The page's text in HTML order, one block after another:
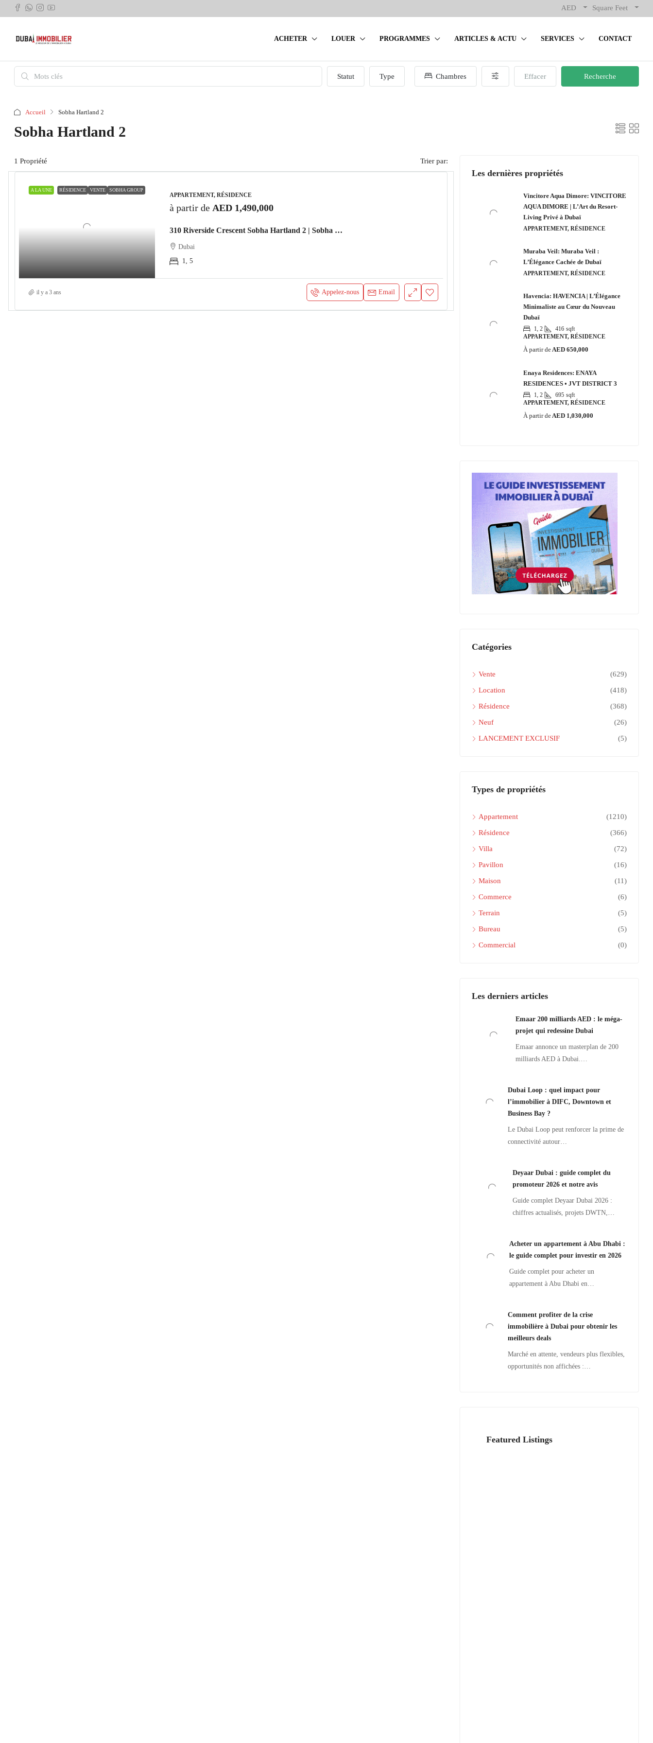
AED Square Feet
ACHETER LOUER PROGRAMMES ARTICLES & ACTU SERVICES CONTACT
Statut Type Chambres Effacer Recherche
Accueil Sobha Hartland 2
Sobha Hartland 2
1 Propriété Trier par:
A LA UNE RÉSIDENCE VENTE SOBHA GROUP
APPARTEMENT, RÉSIDENCE
à partir de AED 1,490,000
310 Riverside Crescent Sobha Hartland 2 | Sobha Hartland II
Dubai
1, 5
il y a 3 ans Appelez-nous Email
Les dernières propriétés
Vincitore Aqua Dimore: VINCITORE
AQUA DIMORE | L’Art du Resort-
Living Privé à Dubaï
APPARTEMENT, RÉSIDENCE
Muraba Veil: Muraba Veil :
L’Élégance Cachée de Dubaï
APPARTEMENT, RÉSIDENCE
Havencia: HAVENCIA | L’Élégance
Minimaliste au Cœur du Nouveau
Dubaï
1, 2 416 sqft
APPARTEMENT, RÉSIDENCE
À partir deAED 650,000
Enaya Residences: ENAYA
RESIDENCES • JVT DISTRICT 3
1, 2 695 sqft
APPARTEMENT, RÉSIDENCE
À partir deAED 1,030,000
Catégories
Vente (629)
Location (418)
Résidence (368)
Neuf (26)
LANCEMENT EXCLUSIF (5)
Types de propriétés
Appartement (1210)
Résidence (366)
Villa (72)
Pavillon (16)
Maison (11)
Commerce (6)
Terrain (5)
Bureau (5)
Commercial (0)
Les derniers articles
Emaar 200 milliards AED : le méga-
projet qui redessine Dubai
Emaar annonce un masterplan de 200
milliards AED à Dubai.…
Dubai Loop : quel impact pour
l’immobilier à DIFC, Downtown et
Business Bay ?
Le Dubai Loop peut renforcer la prime de
connectivité autour…
Deyaar Dubai : guide complet du
promoteur 2026 et notre avis
Guide complet Deyaar Dubai 2026 :
chiffres actualisés, projets DWTN,…
Acheter un appartement à Abu Dhabi :
le guide complet pour investir en 2026
Guide complet pour acheter un
appartement à Abu Dhabi en…
Comment profiter de la crise
immobilière à Dubai pour obtenir les
meilleurs deals
Marché en attente, vendeurs plus flexibles,
opportunités non affichées :…
Featured Listings